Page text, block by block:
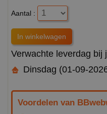
Aantal :
Verwachte leverdag bij
Dinsdag (01-09-
Voordelen van